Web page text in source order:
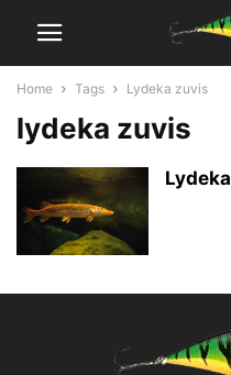
Home Tags Lydeka zuvis
lydeka zuvis
Lydeka